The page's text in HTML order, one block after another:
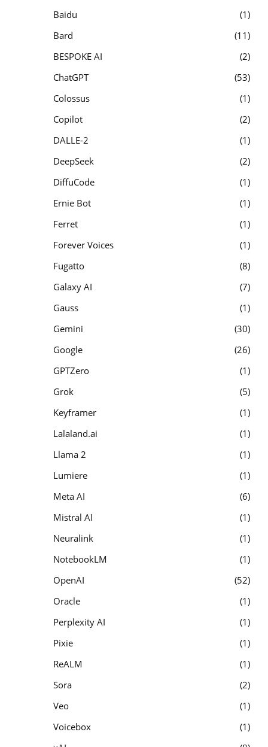
Baidu
1
Bard
11
BESPOKE AI
2
ChatGPT
53
Colossus
1
Copilot
2
DALLE-2
1
DeepSeek
2
DiffuCode
1
Ernie Bot
1
Ferret
1
Forever Voices
1
Fugatto
8
Galaxy AI
7
Gauss
1
Gemini
30
Google
26
GPTZero
1
Grok
5
Keyframer
1
Lalaland.ai
1
Llama 2
1
Lumiere
1
Meta AI
6
Mistral AI
1
Neuralink
1
NotebookLM
1
OpenAI
52
Oracle
1
Perplexity AI
1
Pixie
1
ReALM
1
Sora
2
Veo
1
Voicebox
1